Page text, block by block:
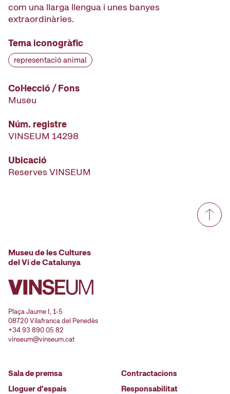
com una llarga llengua i unes banyes
extraordinàries.
Tema iconogràfic
representació animal
Col·lecció / Fons
Museu
Núm. registre
VINSEUM 14298
Ubicació
Reserves VINSEUM
Museu de les Cultures
del Vi de Catalunya
Plaça Jaume I, 1-5
08720 Vilafranca del Penedès
+34 93 890 05 82
vinseum@vinseum.cat
Sala de premsa
Lloguer d'espais
Contractacions
Responsabilitat